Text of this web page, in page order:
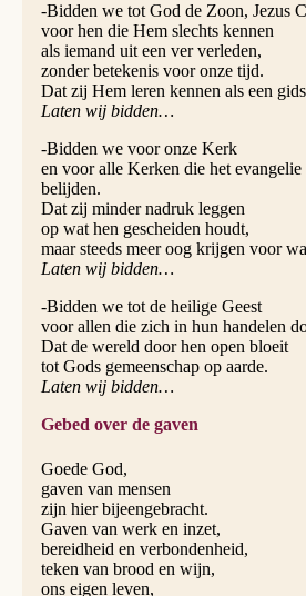
-Bidden we tot God de Zoon, Jezus
voor hen die Hem slechts kennen
als iemand uit een ver verleden,
zonder betekenis voor onze tijd.
Dat zij Hem leren kennen als een
Laten wij bidden…
-Bidden we voor onze Kerk
en voor alle Kerken die het evangelie
belijden.
Dat zij minder nadruk leggen
op wat hen gescheiden houdt,
maar steeds meer oog krijgen voor
Laten wij bidden…
-Bidden we tot de heilige Geest
voor allen die zich in hun handelen
Dat de wereld door hen open bloeit
tot Gods gemeenschap op aarde.
Laten wij bidden…
Gebed over de gaven
Goede God,
gaven van mensen
zijn hier bijeengebracht.
Gaven van werk en inzet,
bereidheid en verbondenheid,
teken van brood en wijn,
ons eigen leven,